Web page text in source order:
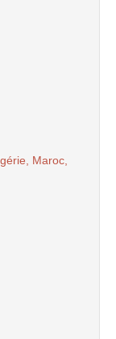
Maroc,